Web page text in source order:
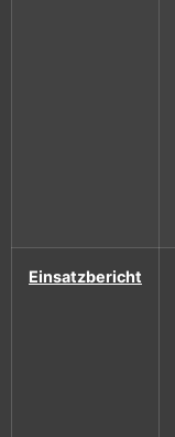
Einsatzbericht